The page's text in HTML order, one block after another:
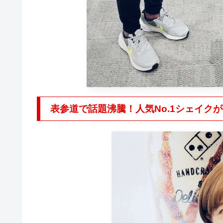
表参道で話題沸騰！人気No.1シェイク